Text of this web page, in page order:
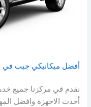
أفضل ميكانيكي جيب في
نقدم في مركزنا جميع
أحدث الاجهزة وافضل